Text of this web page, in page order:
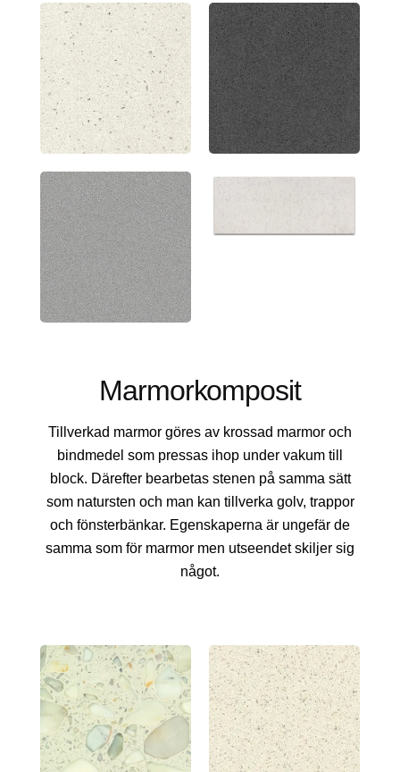
Marmorkomposit
Tillverkad marmor göres av krossad marmor och
bindmedel som pressas ihop under vakum till
block. Därefter bearbetas stenen på samma sätt
som natursten och man kan tillverka golv, trappor
och fönsterbänkar. Egenskaperna är ungefär de
samma som för marmor men utseendet skiljer sig
något.